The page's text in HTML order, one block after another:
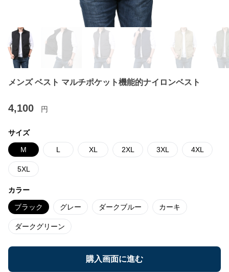
メンズ ベスト マルチポケット機能的ナイロンベスト
4,100 円
サイズ
M L XL 2XL 3XL 4XL
5XL
カラー
ブラック グレー ダークブルー カーキ
ダークグリーン
購入画面に進む